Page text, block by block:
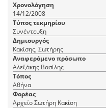
Χρονολόγηση
14/12/2008
Τύπος τεκμηρίου
Συνέντευξη
Δημιουργός
Κακίσης, Σωτήρης
Αναφερόμενο πρόσωπο
Αλεξάκης Βασίλης
Τόπος
Αθήνα
Φορέας
Αρχείο Σωτήρη Κακίση